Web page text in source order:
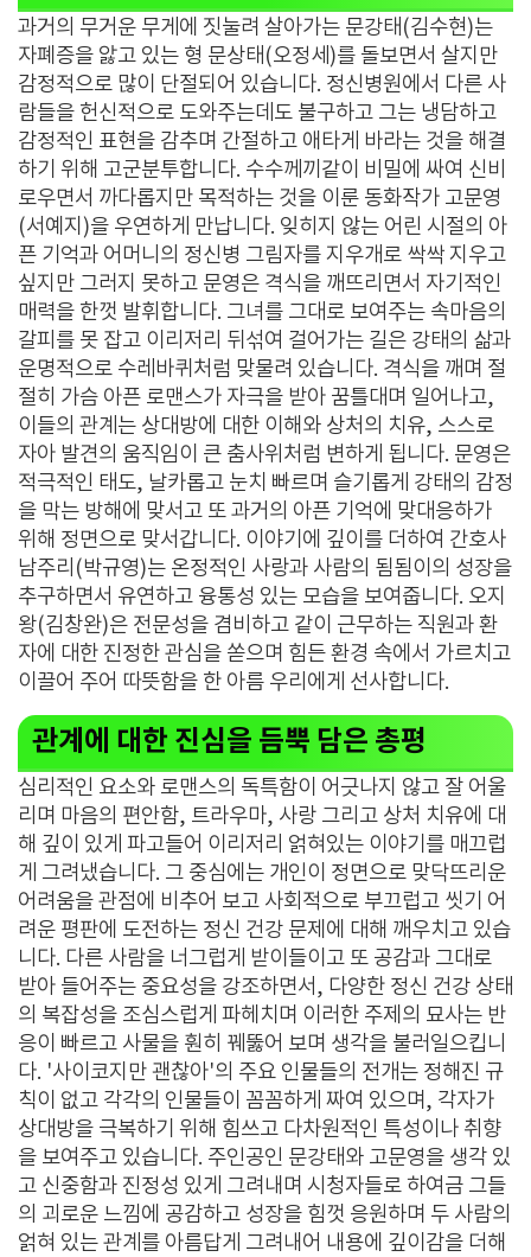
과거의 무거운 무게에 짓눌려 살아가는 문강태(김수현)는
자폐증을 앓고 있는 형 문상태(오정세)를 돌보면서 살지만
감정적으로 많이 단절되어 있습니다. 정신병원에서 다른 사
람들을 헌신적으로 도와주는데도 불구하고 그는 냉담하고
감정적인 표현을 감추며 간절하고 애타게 바라는 것을 해결
하기 위해 고군분투합니다. 수수께끼같이 비밀에 싸여 신비
로우면서 까다롭지만 목적하는 것을 이룬 동화작가 고문영
(서예지)을 우연하게 만납니다. 잊히지 않는 어린 시절의 아
픈 기억과 어머니의 정신병 그림자를 지우개로 싹싹 지우고
싶지만 그러지 못하고 문영은 격식을 깨뜨리면서 자기적인
매력을 한껏 발휘합니다. 그녀를 그대로 보여주는 속마음의
갈피를 못 잡고 이리저리 뒤섞여 걸어가는 길은 강태의 삶과
운명적으로 수레바퀴처럼 맞물려 있습니다. 격식을 깨며 절
절히 가슴 아픈 로맨스가 자극을 받아 꿈틀대며 일어나고,
이들의 관계는 상대방에 대한 이해와 상처의 치유, 스스로
자아 발견의 움직임이 큰 춤사위처럼 변하게 됩니다. 문영은
적극적인 태도, 날카롭고 눈치 빠르며 슬기롭게 강태의 감정
을 막는 방해에 맞서고 또 과거의 아픈 기억에 맞대응하가
위해 정면으로 맞서갑니다. 이야기에 깊이를 더하여 간호사
남주리(박규영)는 온정적인 사랑과 사람의 됨됨이의 성장을
추구하면서 유연하고 융통성 있는 모습을 보여줍니다. 오지
왕(김창완)은 전문성을 겸비하고 같이 근무하는 직원과 환
자에 대한 진정한 관심을 쏟으며 힘든 환경 속에서 가르치고
이끌어 주어 따뜻함을 한 아름 우리에게 선사합니다.
관계에 대한 진심을 듬뿍 담은 총평
심리적인 요소와 로맨스의 독특함이 어긋나지 않고 잘 어울
리며 마음의 편안함, 트라우마, 사랑 그리고 상처 치유에 대
해 깊이 있게 파고들어 이리저리 얽혀있는 이야기를 매끄럽
게 그려냈습니다. 그 중심에는 개인이 정면으로 맞닥뜨리운
어려움을 관점에 비추어 보고 사회적으로 부끄럽고 씻기 어
려운 평판에 도전하는 정신 건강 문제에 대해 깨우치고 있습
니다. 다른 사람을 너그럽게 받이들이고 또 공감과 그대로
받아 들어주는 중요성을 강조하면서, 다양한 정신 건강 상태
의 복잡성을 조심스럽게 파헤치며 이러한 주제의 묘사는 반
응이 빠르고 사물을 훤히 꿰뚫어 보며 생각을 불러일으킵니
다. '사이코지만 괜찮아'의 주요 인물들의 전개는 정해진 규
칙이 없고 각각의 인물들이 꼼꼼하게 짜여 있으며, 각자가
상대방을 극복하기 위해 힘쓰고 다차원적인 특성이나 취향
을 보여주고 있습니다. 주인공인 문강태와 고문영을 생각 있
고 신중함과 진정성 있게 그려내며 시청자들로 하여금 그들
의 괴로운 느낌에 공감하고 성장을 힘껏 응원하며 두 사람의
얽혀 있는 관계를 아름답게 그려내어 내용에 깊이감을 더해